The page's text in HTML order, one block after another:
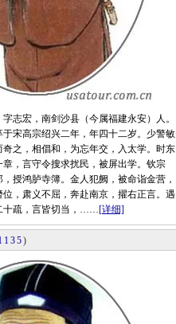
志宏，南剑沙县（今属福建永安）人。
宋高宗绍兴二年，年四十二岁。少警敏
之，相倡和，为忘年交，入太学。时东
，言守令搜求扰民，被屏出学。钦宗
授鸿胪寺簿。金人犯阙，被命诣金营，
，肃义不屈，奔赴南京，擢右正言。遇
十疏，言皆切当，……[详细]
)